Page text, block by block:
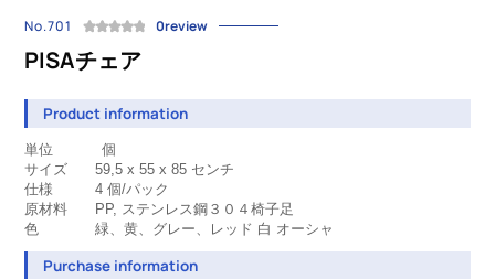
No.701 0review
PISAチェア
Product information
単位 個
サイズ
59,5 x 55 x 85 センチ
仕様
		4
個/パック
原材料
	PP, ステンレス鋼３０４椅子足
色
緑、黄、グレー、レッド 白 オーシャ
Purchase information